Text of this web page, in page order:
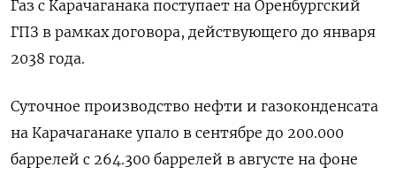
Газ с Карачаганака поступает на Оренбургский
ГПЗ в рамках договора, действующего до января
2038 года.
Суточное производство нефти и газоконденсата
на Карачаганаке упало в сентябре до 200.000
баррелей с 264.300 баррелей в августе на фоне